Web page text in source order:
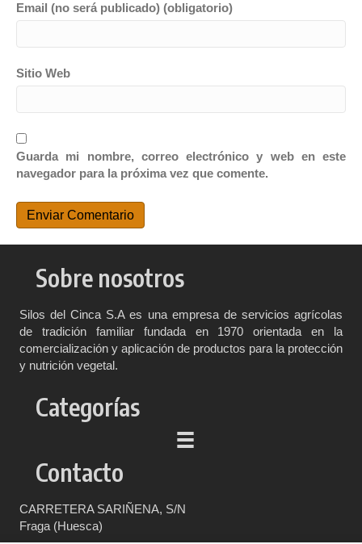
Email (no será publicado) (obligatorio)
Sitio Web
Guarda mi nombre, correo electrónico y web en este
navegador para la próxima vez que comente.
Sobre nosotros
Silos del Cinca S.A es una empresa de servicios agrícolas
de tradición familiar fundada en 1970 orientada en la
comercialización y aplicación de productos para la protección
y nutrición vegetal.
Categorías
Contacto
CARRETERA SARIÑENA, S/N
Fraga (Huesca)